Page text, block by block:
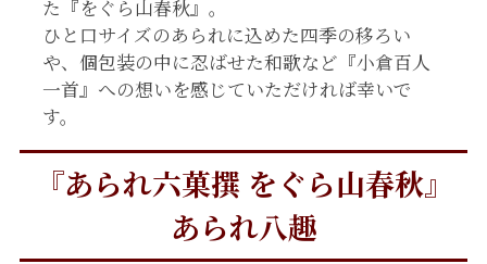
た『をぐら山春秋』。
ひと口サイズのあられに込めた四季の移ろい
や、個包装の中に忍ばせた和歌など『小倉百人
一首』への想いを感じていただければ幸いで
す。
『あられ六菓撰 をぐら山春秋』
あられ八趣